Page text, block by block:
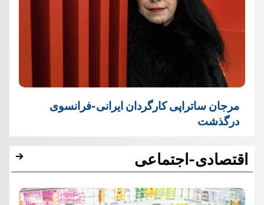
مرجان ساتراپی کارگردان ایرانی-فرانسوی
درگذشت
اقتصادی-اجتماعی